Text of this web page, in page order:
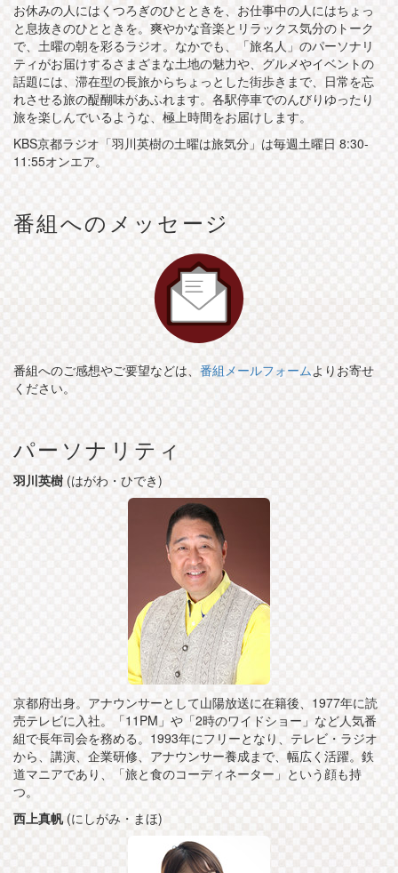
お休みの人にはくつろぎのひとときを、お仕事中の人にはちょっ
と息抜きのひとときを。爽やかな音楽とリラックス気分のトーク
で、土曜の朝を彩るラジオ。なかでも、「旅名人」のパーソナリ
ティがお届けするさまざまな土地の魅力や、グルメやイベントの
話題には、滞在型の長旅からちょっとした街歩きまで、日常を忘
れさせる旅の醍醐味があふれます。各駅停車でのんびりゆったり
旅を楽しんでいるような、極上時間をお届けします。
KBS京都ラジオ「羽川英樹の土曜は旅気分」は毎週土曜日 8:30-
11:55オンエア。
番組へのメッセージ
番組へのご感想やご要望などは、 番組メールフォーム よりお寄せ
ください。
パーソナリティ
羽川英樹 (はがわ・ひでき)
京都府出身。アナウンサーとして山陽放送に在籍後、1977年に読
売テレビに入社。「11PM」や「2時のワイドショー」など人気番
組で長年司会を務める。1993年にフリーとなり、テレビ・ラジオ
から、講演、企業研修、アナウンサー養成まで、幅広く活躍。鉄
道マニアであり、「旅と食のコーディネーター」という顔も持
つ。
西上真帆(にしがみ・まほ)